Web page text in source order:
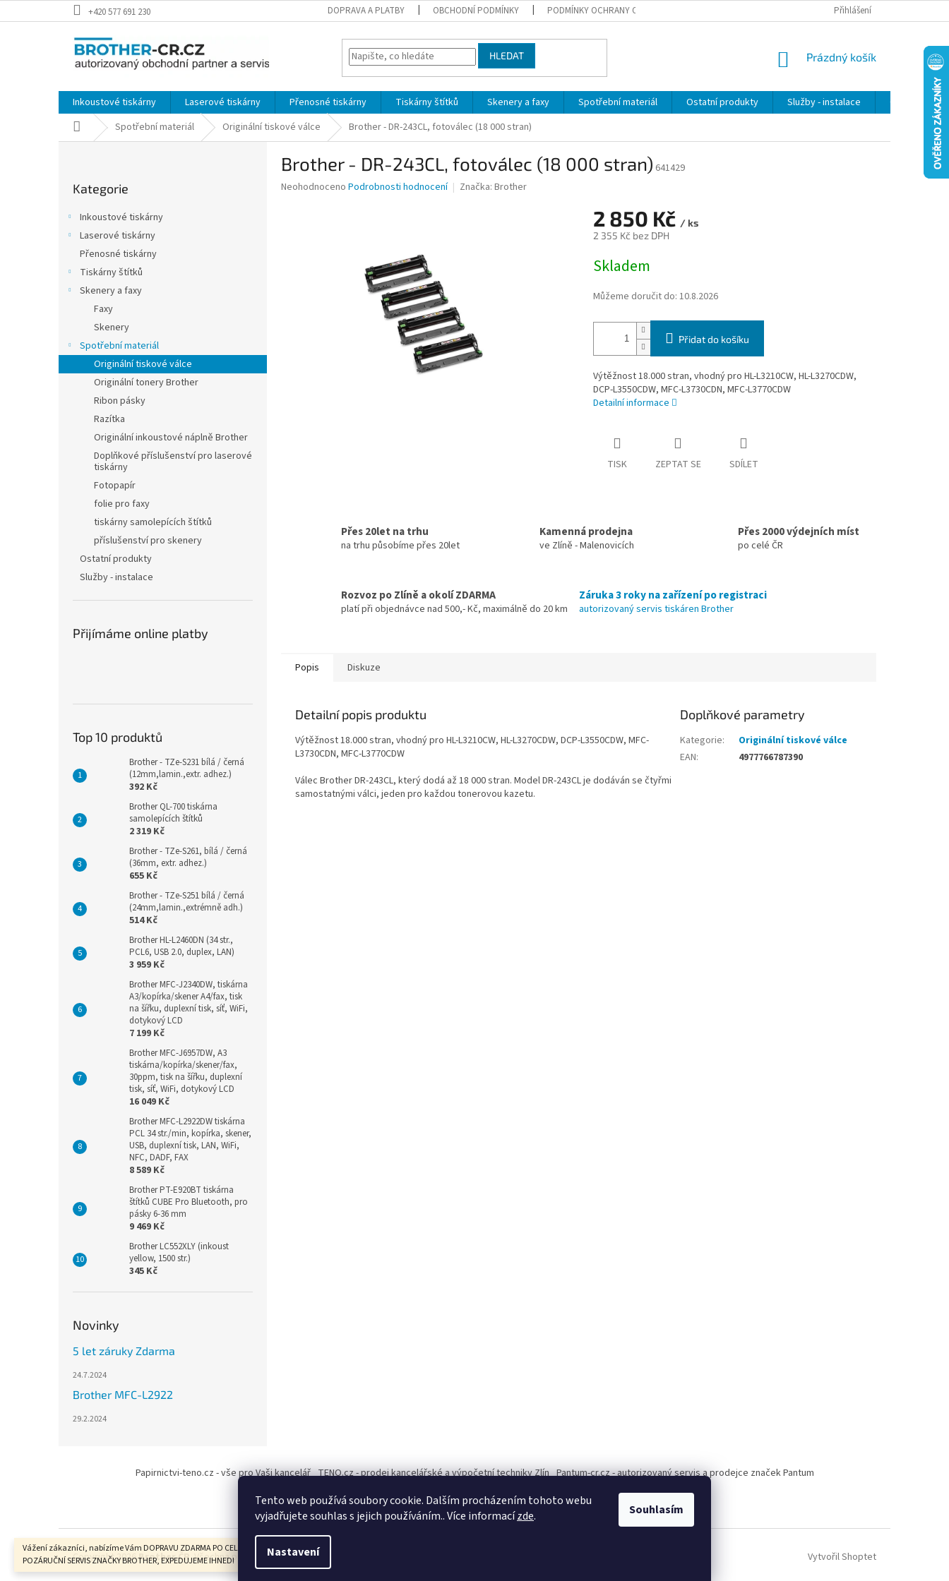
Tento web používá soubory cookie. Dalším procházením tohoto webu
vyjadřujete souhlas s jejich používáním.. Více informacízde.
Nastavení
Souhlasím
na
Vážení zákazníci, nabízíme Vám DOPRAVU ZDARMA PO CELÉ ČR, ZÁRUČNÍ I
POZÁRUČNÍ SERVIS ZNAČKY BROTHER, EXPEDUJEME IHNED!
+420 577 691 230 DOPRAVA A PLATBY OBCHODNÍ PODMÍNKY PODMÍNKY OCHRANY OSOBNÍCH ÚDAJŮ Přihlášení
HLEDAT
NÁKUPNÍ
Prázdný košík
Inkoustové tiskárny Laserové tiskárny Přenosné tiskárny Tiskárny štítků Skenery a faxy Spotřební materiál Ostatní produkty Služby - instalace
Obchodní
Domů Spotřební materiál Originální tiskové válce Brother - DR-243CL, fotoválec (18 000 stran)
l
kategorie
Kategorie
Inkoustové tiskárny
Laserové tiskárny
Přenosné tiskárny
Tiskárny štítků
Skenery a faxy
Faxy
Skenery
Spotřební materiál
Originální tiskové válce
Originální tonery Brother
Ribon pásky
Razítka
Originální inkoustové náplně Brother
Doplňkové příslušenství pro laserové
tiskárny
Fotopapír
folie pro faxy
tiskárny samolepících štítků
příslušenství pro skenery
Ostatní produkty
Služby - instalace
Přijímáme online platby
Top 10 produktů
Brother - TZe-S231 bílá / černá
(12mm,lamin.,extr. adhez.)
392 Kč
Brother QL-700 tiskárna
samolepících štítků
2 319 Kč
Brother - TZe-S261, bílá / černá
(36mm, extr. adhez.)
655 Kč
Brother - TZe-S251 bílá / černá
(24mm,lamin.,extrémně adh.)
514 Kč
Brother HL-L2460DN (34 str.,
PCL6, USB 2.0, duplex, LAN)
3 959 Kč
Brother MFC-J2340DW, tiskárna
A3/kopírka/skener A4/fax, tisk
na šířku, duplexní tisk, síť, WiFi,
dotykový LCD
7 199 Kč
Brother MFC-J6957DW, A3
tiskárna/kopírka/skener/fax,
30ppm, tisk na šířku, duplexní
tisk, síť, WiFi, dotykový LCD
16 049 Kč
Brother MFC-L2922DW tiskárna
PCL 34 str./min, kopírka, skener,
USB, duplexní tisk, LAN, WiFi,
NFC, DADF, FAX
8 589 Kč
Brother PT-E920BT tiskárna
štítků CUBE Pro Bluetooth, pro
pásky 6-36 mm
9 469 Kč
Brother LC552XLY (inkoust
yellow, 1500 str.)
345 Kč
Novinky
5 let záruky Zdarma
24.7.2024
Brother MFC-L2922
29.2.2024
Brother - DR-243CL, fotoválec (18 000 stran) 641429
Průměrné
Neohodnoceno Podrobnosti hodnocení Značka: Brother
2 850 Kč / ks
2 355 Kč bez DPH
cena:
Skladem
Můžeme doručit do: 10.8.2026
Přidat do košíku
Výtěžnost 18.000 stran, vhodný pro HL-L3210CW, HL-L3270CDW,
DCP-L3550CDW, MFC-L3730CDN, MFC-L3770CDW
Detailní informace
TISK ZEPTAT SE SDÍLET
Přes 20let na trhu
na trhu působíme přes 20let
Kamenná prodejna
ve Zlíně - Malenovicích
Přes 2000 výdejních míst
po celé ČR
Rozvoz po Zlíně a okolí ZDARMA
platí při objednávce nad 500,- Kč, maximálně do 20 km
Záruka 3 roky na zařízení po registraci
autorizovaný servis tiskáren Brother
Popis Diskuze
Detailní popis produktu
Výtěžnost 18.000 stran, vhodný pro HL-L3210CW, HL-L3270CDW, DCP-L3550CDW, MFC-
L3730CDN, MFC-L3770CDW
Válec Brother DR-243CL, který dodá až 18 000 stran. Model DR-243CL je dodáván se čtyřmi
samostatnými válci, jeden pro každou tonerovou kazetu.
Doplňkové parametry
Kategorie:
Originální tiskové válce
EAN: 4977766787390
Papirnictvi-teno.cz - vše pro Vaši kancelář TENO.cz - prodej kancelářské a výpočetní techniky Zlín Pantum-cr.cz - autorizovaný servis a prodejce značek Pantum
Vytvořil Shoptet
Copyright 2026Brother ČR. Všechna práva vyhrazena.